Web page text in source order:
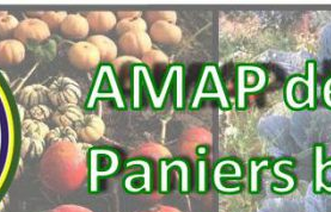
AMAP de Saulx-les-